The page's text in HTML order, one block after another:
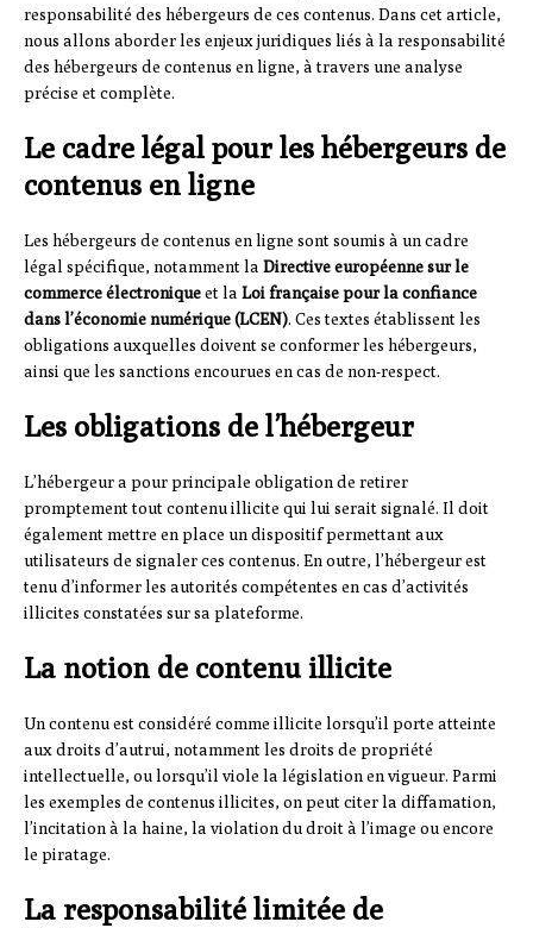
responsabilité des hébergeurs de ces contenus. Dans cet article,
nous allons aborder les enjeux juridiques liés à la responsabilité
des hébergeurs de contenus en ligne, à travers une analyse
précise et complète.
Le cadre légal pour les hébergeurs de
contenus en ligne
Les hébergeurs de contenus en ligne sont soumis à un cadre
légal spécifique, notamment la Directive européenne sur le
commerce électroniqueet la Loi française pour la confiance
dans l’économie numérique (LCEN). Ces textes établissent les
obligations auxquelles doivent se conformer les hébergeurs,
ainsi que les sanctions encourues en cas de non-respect.
Les obligations de l’hébergeur
L’hébergeur a pour principale obligation de retirer
promptement tout contenu illicite qui lui serait signalé. Il doit
également mettre en place un dispositif permettant aux
utilisateurs de signaler ces contenus. En outre, l’hébergeur est
tenu d’informer les autorités compétentes en cas d’activités
illicites constatées sur sa plateforme.
La notion de contenu illicite
Un contenu est considéré comme illicite lorsqu’il porte atteinte
aux droits d’autrui, notamment les droits de propriété
intellectuelle, ou lorsqu’il viole la législation en vigueur. Parmi
les exemples de contenus illicites, on peut citer la diffamation,
l’incitation à la haine, la violation du droit à l’image ou encore
le piratage.
La responsabilité limitée de